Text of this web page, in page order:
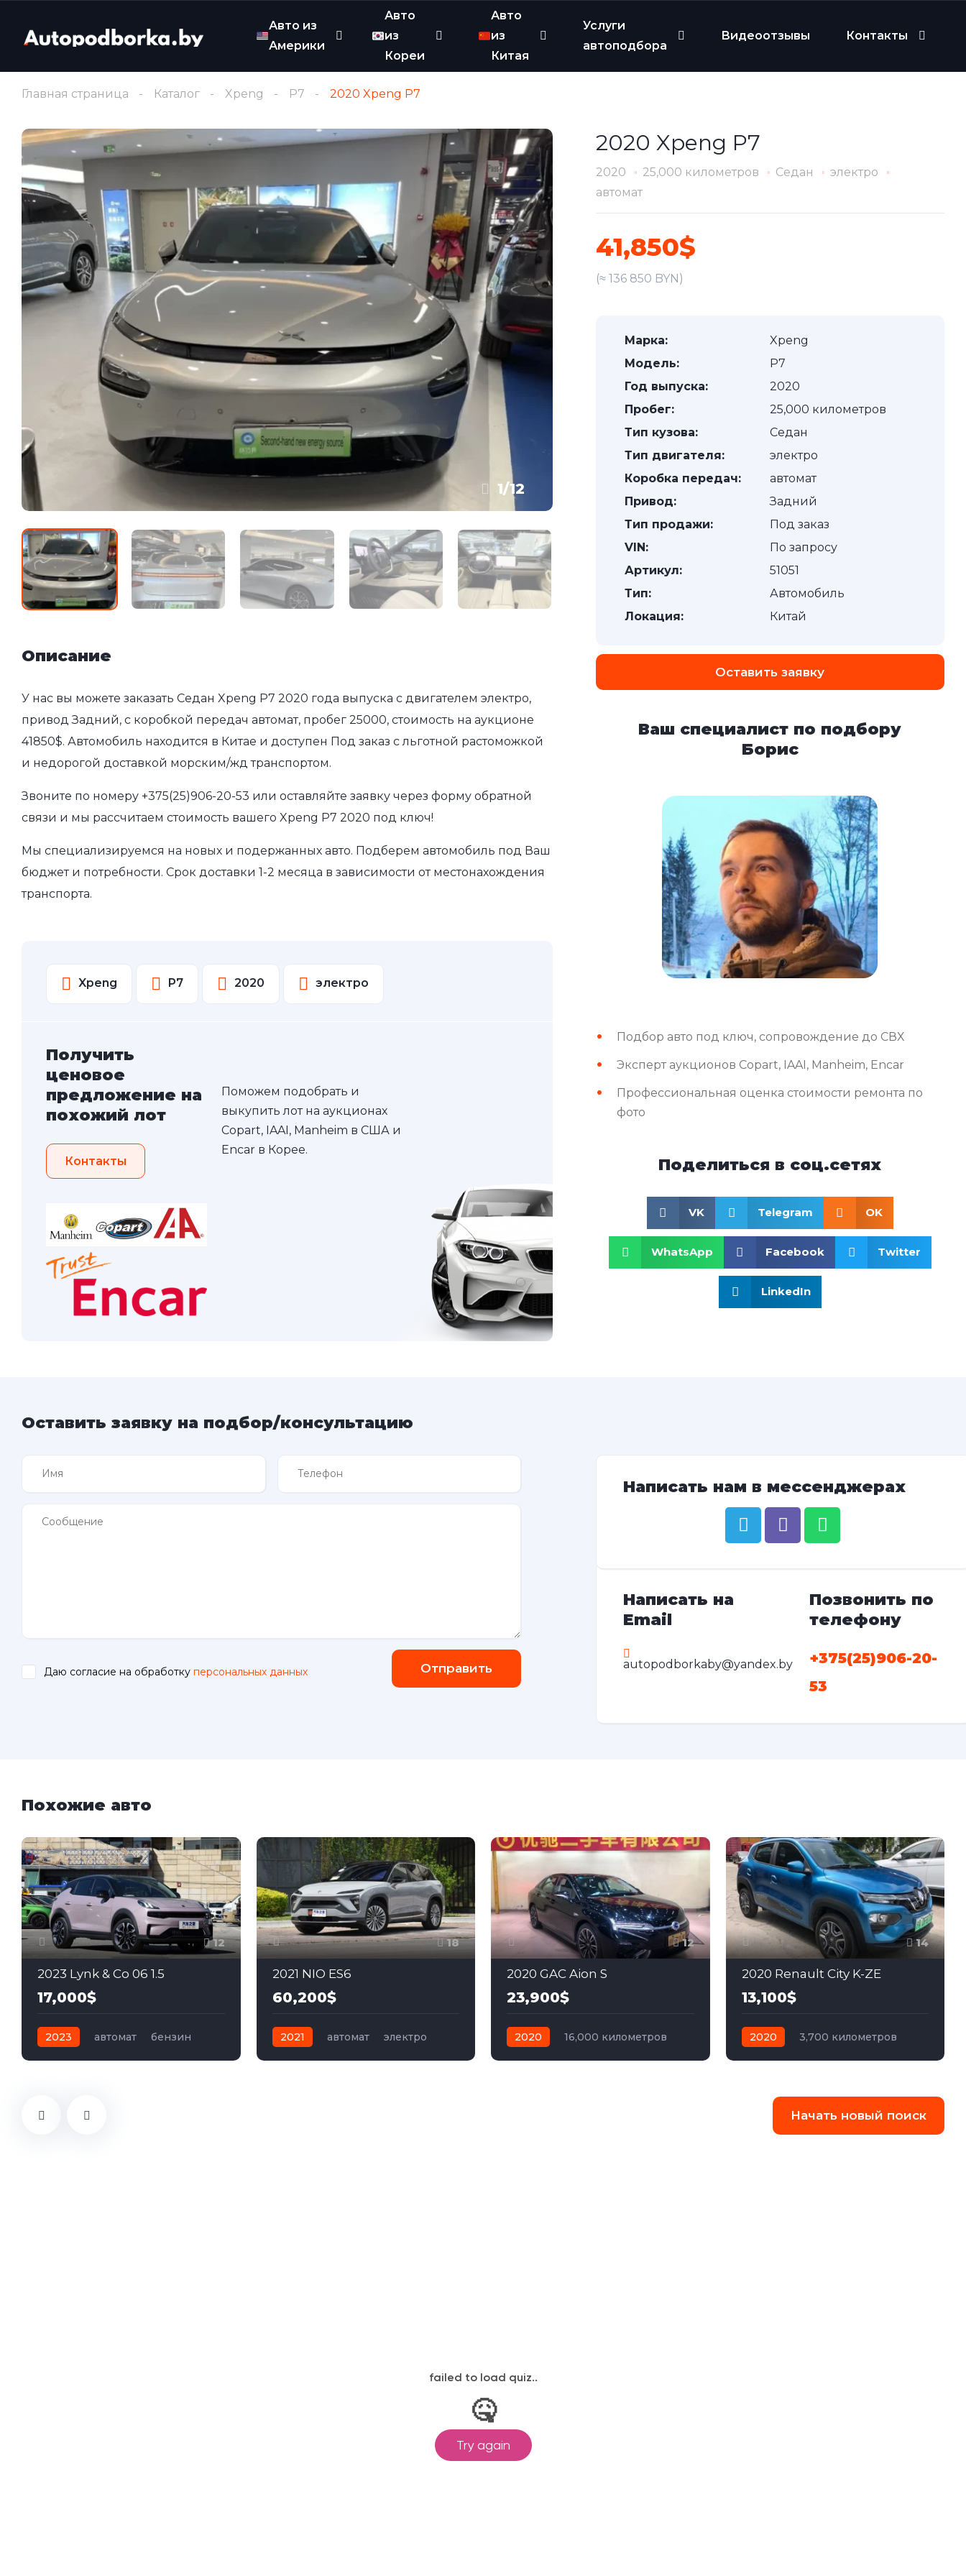
Авто из
Америки
Авто
из
Кореи
Авто
из
Китая
Услуги
автоподбора
Видеоотзывы Контакты
Главная страница Каталог Xpeng P7 2020 Xpeng P7
1/12
Описание
У нас вы можете заказать Седан Xpeng P7 2020 года выпуска с двигателем электро,
привод Задний, с коробкой передач автомат, пробег 25000, стоимость на аукционе
41850$. Автомобиль находится в Китае и доступен Под заказ с льготной растоможкой
и недорогой доставкой морским/жд транспортом.
Звоните по номеру +375(25)906-20-53 или оставляйте заявку через форму обратной
связи и мы рассчитаем стоимость вашего Xpeng P7 2020 под ключ!
Мы специализируемся на новых и подержанных авто. Подберем автомобиль под Ваш
бюджет и потребности. Срок доставки 1-2 месяца в зависимости от местонахождения
транспорта.
Xpeng P7 2020 электро
Получить
ценовое
предложение на
похожий лот
Контакты
Поможем подобрать и
выкупить лот на аукционах
Copart, IAAI, Manheim в США и
Encar в Корее.
2020 Xpeng P7
2020 25,000 километров Седан
электро
автомат
41,850$
(≈ 136 850 BYN)
Марка:
Xpeng
Модель:
P7
Год выпуска:
2020
Пробег:
25,000 километров
Тип кузова:
Седан
Тип двигателя:
электро
Коробка передач:
автомат
Привод:
Задний
Тип продажи:
Под заказ
VIN:
По запросу
Артикул:
51051
Тип:
Автомобиль
Локация:
Китай
Оставить заявку
Ваш специалист по подбору
Борис
Подбор авто под ключ, сопровождение до СВХ
Эксперт аукционов Copart, IAAI, Manheim, Encar
Профессиональная оценка стоимости ремонта по
фото
Поделиться в соц.сетях
VK Telegram OK
WhatsApp Facebook Twitter
LinkedIn
Оставить заявку на подбор/консультацию
Даю согласие на обработку персональных данных Отправить
Написать нам в мессенджерах
Написать на
Email
autopodborkaby@yandex.by
Позвонить по
телефону
+375(25)906-20-
53
Похожие авто
12
2023 Lynk & Co 06 1.5
17,000$
2023 автомат
бензин
18
2021 NIO ES6
60,200$
2021 автомат
электро
12
2020 GAC Aion S
23,900$
2020
16,000 километров
14
2020 Renault City K-ZE
13,100$
2020
3,700 километров
Начать новый поиск